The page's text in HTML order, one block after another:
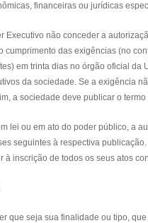
financeiras ou jurídicas
não conceder a
cumprimento das exigências (no
em trinta dias no órgão oficial
da sociedade. Se a exigência
a sociedade deve publicar o
lei ou em ato do poder público, a
seguintes à respectiva
inscrição de todos os seus atos
que seja sua finalidade ou tipo,